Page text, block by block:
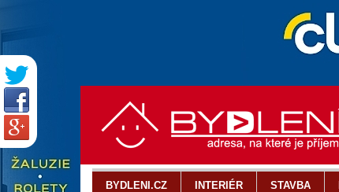
BYDLENI.CZ INTERIÉR STAVBA